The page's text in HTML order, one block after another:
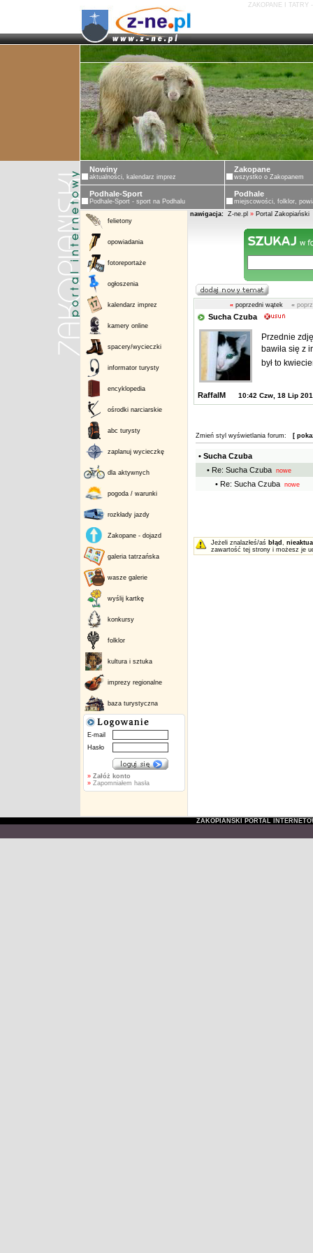
ZAKOPANE I TATRY
Nowiny
aktualności, kalendarz imprez
Zakopane
wszystko o Zakopanem
Podhale-Sport
Podhale-Sport - sport na Podhalu
Podhale
miejscowości, folklor,
felietony
opowiadania
fotoreportaże
ogłoszenia
kalendarz imprez
kamery online
spacery/wycieczki
informator turysty
encyklopedia
ośrodki narciarskie
abc turysty
zaplanuj wycieczkę
dla aktywnych
pogoda / warunki
rozkłady jazdy
Zakopane - dojazd
galeria tatrzańska
wasze galerie
wyślij kartkę
konkursy
folklor
kultura i sztuka
imprezy regionalne
baza turystyczna
E-mail
Hasło
» Załóż konto
»Zapomniałem hasła
nawigacja: Z-ne.pl » Portal Zakopiański
«poprzedni wątek «
Sucha Czuba
Przednie
bawiła się z
był to
RaffalM 10:42 Czw, 18 Lip
Zmień styl wyświetlania forum: [
• Sucha Czuba
• Re: Sucha Czubanowe
• Re: Sucha Czubanowe
Jeżeli znalazłeś/aś błąd ,
zawartość tej strony i możesz je
ZAKOPIAŃSKI PORTAL